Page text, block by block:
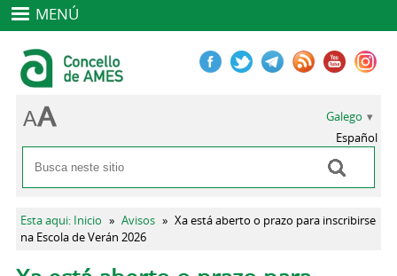
MENÚ
Formulario de busca
Buscar
Galego
Español
Vostede está aquí
Esta aqui: Inicio » Avisos » Xa está aberto o prazo para inscribirse
na Escola de Verán 2026